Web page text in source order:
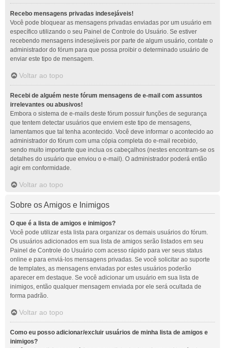
Recebo mensagens privadas indesejáveis!
Você pode bloquear as mensagens privadas enviadas por um usuário em
específico utilizando o seu Painel de Controle do Usuário. Se estiver
recebendo mensagens indesejáveis por parte de algum usuário, contate o
administrador do fórum para que possa proibir o determinado usuário de
enviar este tipo de mensagem.
Voltar ao topo
Recebi de alguém neste fórum mensagens de e-mail com assuntos
irrelevantes ou abusivos!
Embora o sistema de e-mails deste fórum possuir funções de segurança
que tentem detectar usuários que enviem este tipo de mensagens,
lamentamos que tal tenha acontecido. Você deve informar o acontecido ao
administrador do fórum com uma cópia completa do e-mail recebido,
sendo muito importante que inclua os cabeçalhos (nestes encontram-se os
detalhes do usuário que enviou o e-mail). O administrador poderá então
agir em conformidade.
Voltar ao topo
Sobre os Amigos e Inimigos
O que é a lista de amigos e inimigos?
Você pode utilizar esta lista para organizar os demais usuários do fórum.
Os usuários adicionados em sua lista de amigos serão listados em seu
Painel de Controle do Usuário com acesso rápido para ver seus status
online e para enviá-los mensagens privadas. Se você solicitar ao suporte
de templates, as mensagens enviadas por estes usuários poderão
aparecer em destaque. Se você adicionar um usuário em sua lista de
inimigos, então qualquer mensagem enviada por ele será ocultada de
forma padrão.
Voltar ao topo
Como eu posso adicionar/excluir usuários de minha lista de amigos e
inimigos?